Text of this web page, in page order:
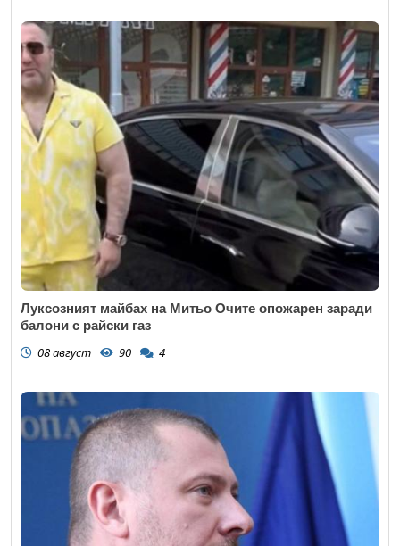
Луксозният майбах на Митьо Очите опожарен заради
балони с райски газ
08 август 90 4